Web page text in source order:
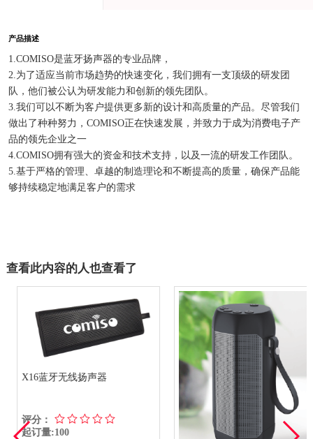
产品描述
1.COMISO是蓝牙扬声器的专业品牌，
2.为了适应当前市场趋势的快速变化，我们拥有一支顶级的研发团
队，他们被公认为研发能力和创新的领先团队。
3.我们可以不断为客户提供更多新的设计和高质量的产品。尽管我们
做出了种种努力，COMISO正在快速发展，并致力于成为消费电子产
品的领先企业之一
4.COMISO拥有强大的资金和技术支持，以及一流的研发工作团队。
5.基于严格的管理、卓越的制造理论和不断提高的质量，确保产品能
够持续稳定地满足客户的需求
查看此内容的人也查看了
X16蓝牙无线扬声器
评分：
起订量:100